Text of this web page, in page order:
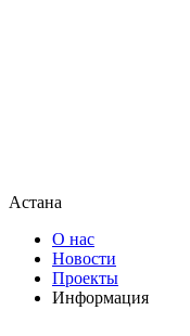
Астана
О нас
Новости
Проекты
Информация